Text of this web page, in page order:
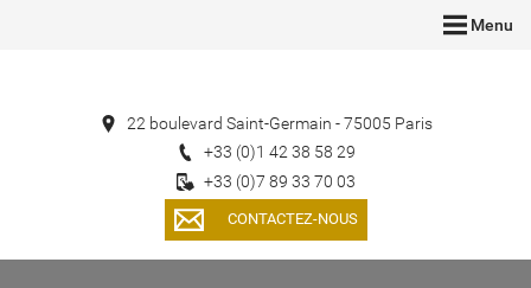
Menu
22 boulevard Saint-Germain - 75005 Paris
+33 (0)1 42 38 58 29
+33 (0)7 89 33 70 03
CONTACTEZ-NOUS